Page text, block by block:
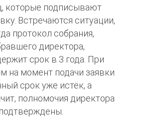
которые подписывают
Встречаются ситуации,
протокол собрания,
директора,
срок в 3 года. При
на момент подачи заявки
срок уже истёк, а
полномочия директора